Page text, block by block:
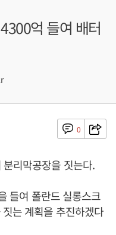
억 들여 배터
0
리막공장을 짓는다.
들여 폴란드 실롱스크
는 계획을 추진하겠다